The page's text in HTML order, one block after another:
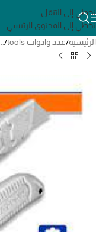
تخطي إلى التنقل
تخطي إلى المحتوى الرئيسي
الرئيسية/عدد وادوات tools /